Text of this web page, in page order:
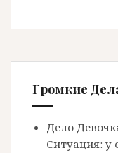
Громкие
Дело
Ситуация: у